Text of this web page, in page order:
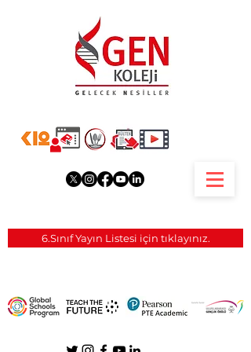
6.Sınıf Yayın Listesi için tıklayınız.